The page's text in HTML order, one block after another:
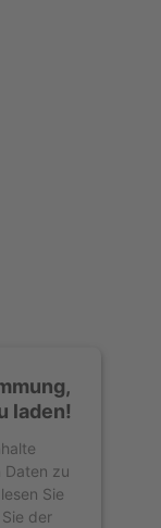
laden!
Daten zu
Sie
der